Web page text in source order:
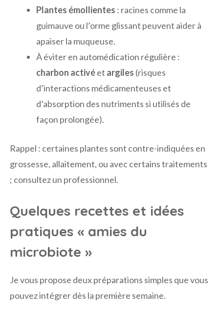
Plantes émollientes : racines comme la
guimauve ou l’orme glissant peuvent aider à
apaiser la muqueuse.
À éviter en automédication régulière :
charbon activéet argiles (risques
d’interactions médicamenteuses et
d’absorption des nutriments si utilisés de
façon prolongée).
Rappel : certaines plantes sont contre-indiquées en
grossesse, allaitement, ou avec certains traitements
; consultez un professionnel.
Quelques recettes et idées
pratiques « amies du
microbiote »
Je vous propose deux préparations simples que vous
pouvez intégrer dès la première semaine.